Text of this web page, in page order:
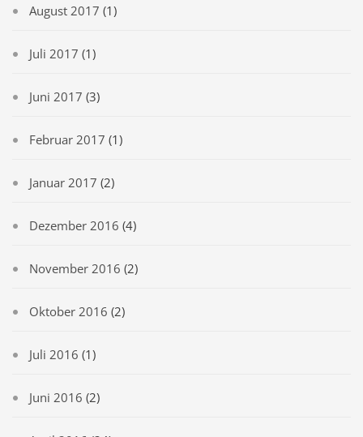
August 2017 (1)
Juli 2017 (1)
Juni 2017 (3)
Februar 2017 (1)
Januar 2017 (2)
Dezember 2016 (4)
November 2016 (2)
Oktober 2016 (2)
Juli 2016 (1)
Juni 2016 (2)